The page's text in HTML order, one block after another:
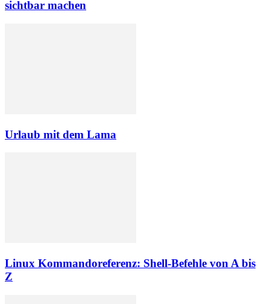
sichtbar machen
Urlaub mit dem Lama
Linux Kommandoreferenz: Shell-Befehle von A bis
Z